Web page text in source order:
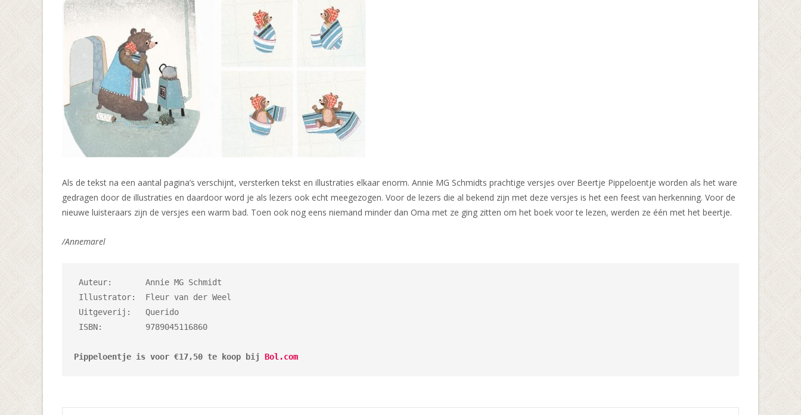
Als de tekst na een aantal pagina’s verschijnt, versterken tekst en illustraties elkaar enorm. Annie MG Schmidts prachtige versjes over Beertje Pippeloentje worden als het ware
gedragen door de illustraties en daardoor word je als lezers ook echt meegezogen. Voor de lezers die al bekend zijn met deze versjes is het een feest van herkenning. Voor de
nieuwe luisteraars zijn de versjes een warm bad. Toen ook nog eens niemand minder dan Oma met ze ging zitten om het boek voor te lezen, werden ze één met het beertje.
/Annemarel
Pippeloentje is voor €17,50 te koop bij Bol.com